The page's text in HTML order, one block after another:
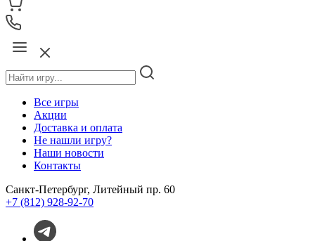
Все игры
Акции
Доставка и оплата
Не нашли игру?
Наши новости
Контакты
Санкт-Петербург, Литейный пр. 60
+7 (812) 928-92-70